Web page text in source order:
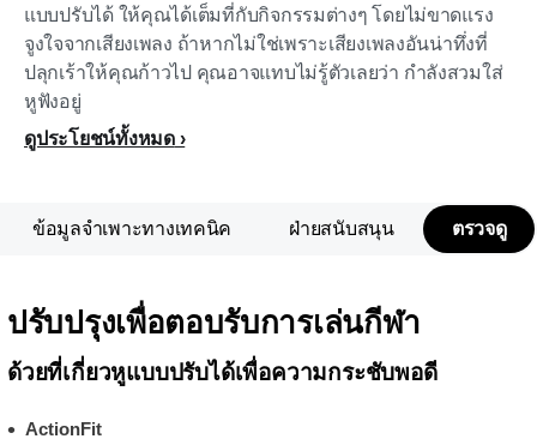
แบบปรับได้ ให้คุณได้เต็มที่กับกิจกรรมต่างๆ โดยไม่ขาดแรง
จูงใจจากเสียงเพลง ถ้าหากไม่ใช่เพราะเสียงเพลงอันน่าทึ่งที่
ปลุกเร้าให้คุณก้าวไป คุณอาจแทบไม่รู้ตัวเลยว่า กำลังสวมใส่
หูฟังอยู่
ดูประโยชน์ทั้งหมด
ข้อมูลจำเพาะทางเทคนิค ฝ่ายสนับสนุน ตรวจดู
ปรับปรุงเพื่อตอบรับการเล่นกีฬา
ด้วยที่เกี่ยวหูแบบปรับได้เพื่อความกระชับพอดี
ActionFit